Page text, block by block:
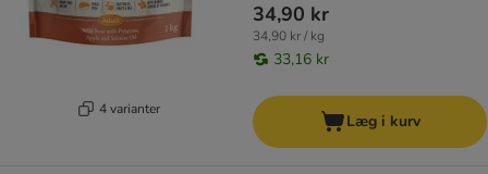
4 varianter
34,90 kr
34,90 kr / kg
33,16 kr
Læg i kurv